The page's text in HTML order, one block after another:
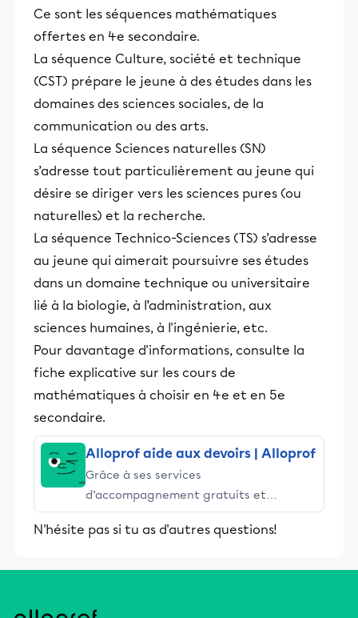
Ce sont les séquences mathématiques
offertes en 4e secondaire.
La séquence Culture, société et technique
(CST) prépare le jeune à des études dans les
domaines des sciences sociales, de la
communication ou des arts.
La séquence Sciences naturelles (SN)
s’adresse tout particulièrement au jeune qui
désire se diriger vers les sciences pures (ou
naturelles) et la recherche.
La séquence Technico-Sciences (TS) s’adresse
au jeune qui aimerait poursuivre ses études
dans un domaine technique ou universitaire
lié à la biologie, à l’administration, aux
sciences humaines, à l'ingénierie, etc.
Pour davantage d'informations, consulte la
fiche explicative sur les cours de
mathématiques à choisir en 4e et en 5e
secondaire.
Alloprof aide aux devoirs | Alloprof
Grâce à ses services
d’accompagnement gratuits et
stimulants, Alloprof engage les élèves
et leurs parents dans la réussite
N'hésite pas si tu as d'autres questions!